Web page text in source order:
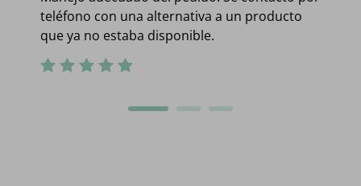
teléfono con una alternativa a un producto
que ya no estaba disponible.